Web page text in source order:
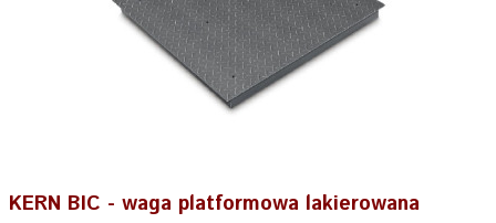
KERN BIC - waga platformowa lakierowana